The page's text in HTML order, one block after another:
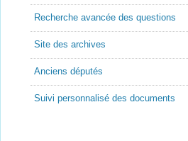
Recherche avancée des questions
Site des archives
Anciens députés
Suivi personnalisé des documents